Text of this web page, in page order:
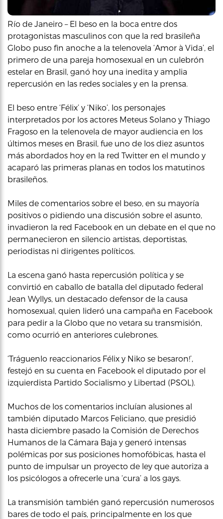
Río de Janeiro – El beso en la boca entre dos
protagonistas masculinos con que la red brasileña
Globo puso fin anoche a la telenovela ‘Amor à Vida’, el
primero de una pareja homosexual en un culebrón
estelar en Brasil, ganó hoy una inedita y amplia
repercusión en las redes sociales y en la prensa.
El beso entre ‘Félix’ y ‘Niko’, los personajes
interpretados por los actores Meteus Solano y Thiago
Fragoso en la telenovela de mayor audiencia en los
últimos meses en Brasil, fue uno de los diez asuntos
más abordados hoy en la red Twitter en el mundo y
acaparó las primeras planas en todos los matutinos
brasileños.
Miles de comentarios sobre el beso, en su mayoría
positivos o pidiendo una discusión sobre el asunto,
invadieron la red Facebook en un debate en el que no
permanecieron en silencio artistas, deportistas,
periodistas ni dirigentes políticos.
La escena ganó hasta repercusión política y se
convirtió en caballo de batalla del diputado federal
Jean Wyllys, un destacado defensor de la causa
homosexual, quien lideró una campaña en Facebook
para pedir a la Globo que no vetara su transmisión,
como ocurrió en anteriores culebrones.
‘Tráguenlo reaccionarios Félix y Niko se besaron!’,
festejó en su cuenta en Facebook el diputado por el
izquierdista Partido Socialismo y Libertad (PSOL).
Muchos de los comentarios incluían alusiones al
también diputado Marcos Feliciano, que presidió
hasta diciembre pasado la Comisión de Derechos
Humanos de la Cámara Baja y generó intensas
polémicas por sus posiciones homofóbicas, hasta el
punto de impulsar un proyecto de ley que autoriza a
los psicólogos a ofrecerle una ‘cura’ a los gays.
La transmisión también ganó repercusión numerosos
bares de todo el país, principalmente en los que